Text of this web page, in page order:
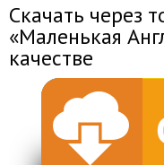
Скачать через
«Маленькая
качестве